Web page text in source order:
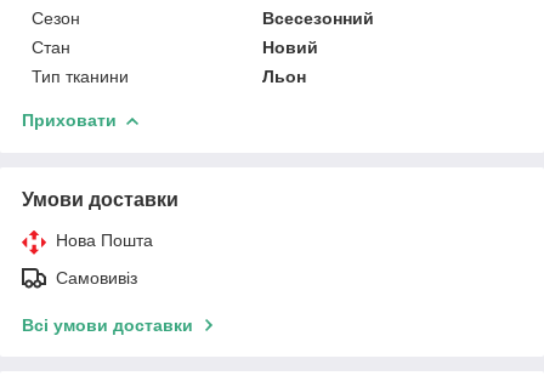
Сезон
Всесезонний
Стан
Новий
Тип тканини
Льон
Приховати
Умови доставки
Нова Пошта
Самовивіз
Всі умови доставки